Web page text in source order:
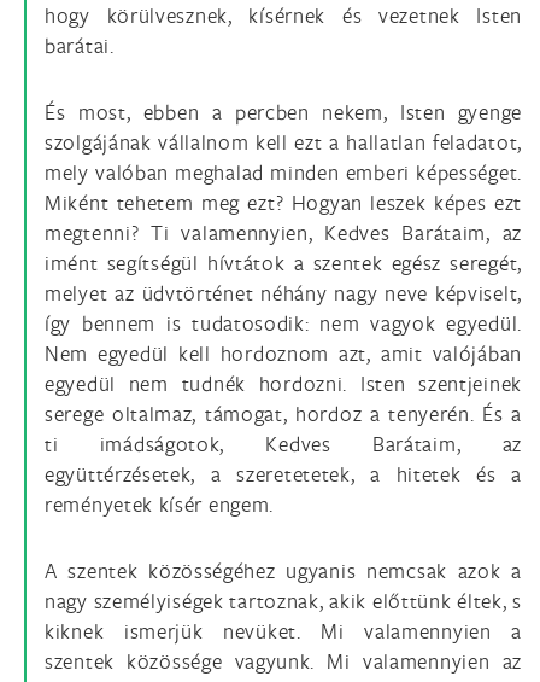
hogy körülvesznek, kísérnek és vezetnek Isten
barátai.
És most, ebben a percben nekem, Isten gyenge
szolgájának vállalnom kell ezt a hallatlan feladatot,
mely valóban meghalad minden emberi képességet.
Miként tehetem meg ezt? Hogyan leszek képes ezt
megtenni? Ti valamennyien, Kedves Barátaim, az
imént segítségül hívtátok a szentek egész seregét,
melyet az üdvtörténet néhány nagy neve képviselt,
így bennem is tudatosodik: nem vagyok egyedül.
Nem egyedül kell hordoznom azt, amit valójában
egyedül nem tudnék hordozni. Isten szentjeinek
serege oltalmaz, támogat, hordoz a tenyerén. És a
ti imádságotok, Kedves Barátaim, az
együttérzésetek, a szeretetetek, a hitetek és a
reményetek kísér engem.
A szentek közösségéhez ugyanis nemcsak azok a
nagy személyiségek tartoznak, akik előttünk éltek, s
kiknek ismerjük nevüket. Mi valamennyien a
szentek közössége vagyunk. Mi valamennyien az